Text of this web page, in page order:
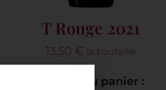
T Rouge 2021
13,50 € la bouteille
Ajouter au panier :